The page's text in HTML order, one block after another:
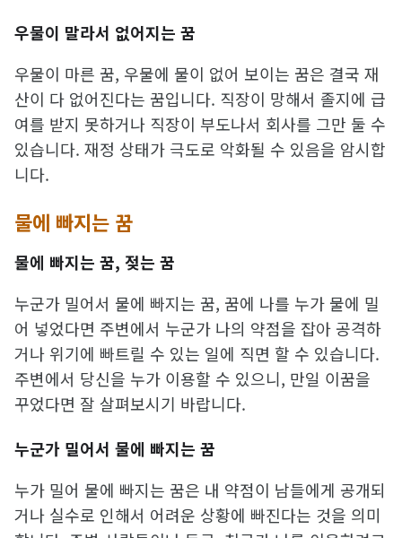
우물이 말라서 없어지는 꿈
우물이 마른 꿈, 우물에 물이 없어 보이는 꿈은 결국 재
산이 다 없어진다는 꿈입니다. 직장이 망해서 졸지에 급
여를 받지 못하거나 직장이 부도나서 회사를 그만 둘 수
있습니다. 재정 상태가 극도로 악화될 수 있음을 암시합
니다.
물에 빠지는 꿈
물에 빠지는 꿈, 젖는 꿈
누군가 밀어서 물에 빠지는 꿈, 꿈에 나를 누가 물에 밀
어 넣었다면 주변에서 누군가 나의 약점을 잡아 공격하
거나 위기에 빠트릴 수 있는 일에 직면 할 수 있습니다.
주변에서 당신을 누가 이용할 수 있으니, 만일 이꿈을
꾸었다면 잘 살펴보시기 바랍니다.
누군가 밀어서 물에 빠지는 꿈
누가 밀어 물에 빠지는 꿈은 내 약점이 남들에게 공개되
거나 실수로 인해서 어려운 상황에 빠진다는 것을 의미